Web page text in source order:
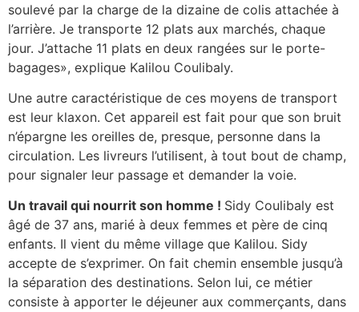
soulevé par la charge de la dizaine de colis attachée à
l’arrière. Je transporte 12 plats aux marchés, chaque
jour. J’attache 11 plats en deux rangées sur le porte-
bagages», explique Kalilou Coulibaly.
Une autre caractéristique de ces moyens de transport
est leur klaxon. Cet appareil est fait pour que son bruit
n’épargne les oreilles de, presque, personne dans la
circulation. Les livreurs l’utilisent, à tout bout de champ,
pour signaler leur passage et demander la voie.
Un travail qui nourrit son homme ! Sidy Coulibaly est
âgé de 37 ans, marié à deux femmes et père de cinq
enfants. Il vient du même village que Kalilou. Sidy
accepte de s’exprimer. On fait chemin ensemble jusqu’à
la séparation des destinations. Selon lui, ce métier
consiste à apporter le déjeuner aux commerçants, dans